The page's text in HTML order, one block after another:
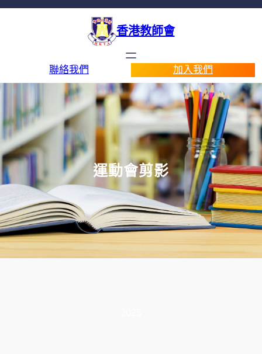
香港教師會
聯絡我們 加入我們
運動會剪影